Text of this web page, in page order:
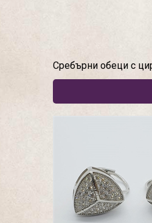
Сребърни обеци с